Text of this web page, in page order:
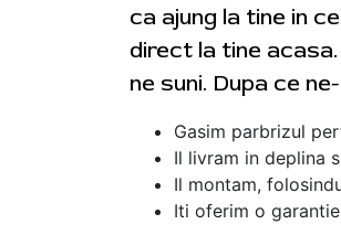
ca ajung la tine in
direct la tine
ne suni. Dupa ce
Gasim parbrizul
Il livram in deplina
Il montam,
Iti oferim o